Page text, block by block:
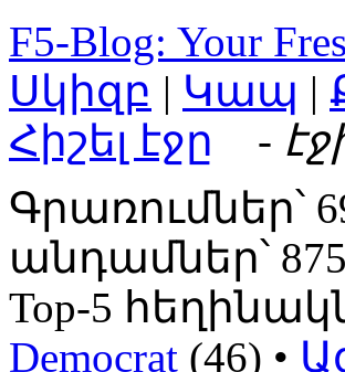
F5-Blog: Your
Սկիզբ | Կապ |
Հիշել էջը
-
Գրառումներ՝
անդամներ՝ 875
Top-5
Democrat (46) •